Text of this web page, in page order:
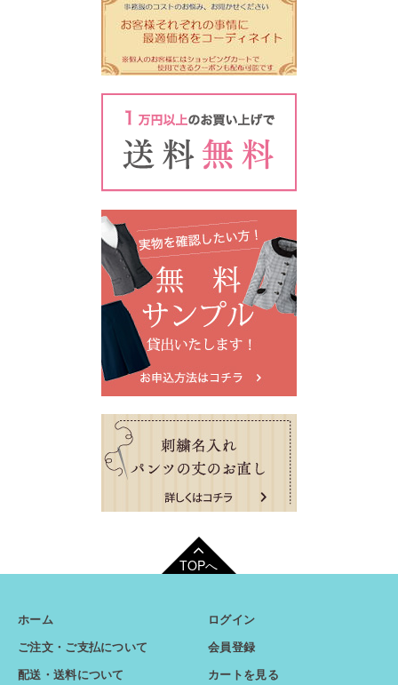
TOPへ
ホーム
ご注文・ご支払について
配送・送料について
ログイン
会員登録
カートを見る